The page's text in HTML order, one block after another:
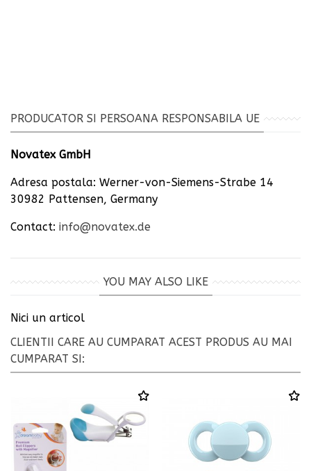
PRODUCATOR SI PERSOANA RESPONSABILA UE
Novatex GmbH
Adresa postala: Werner-von-Siemens-Strabe 14
30982 Pattensen, Germany
Contact: info@novatex.de
YOU MAY ALSO LIKE
Nici un articol
CLIENTII CARE AU CUMPARAT ACEST PRODUS AU MAI
CUMPARAT SI: